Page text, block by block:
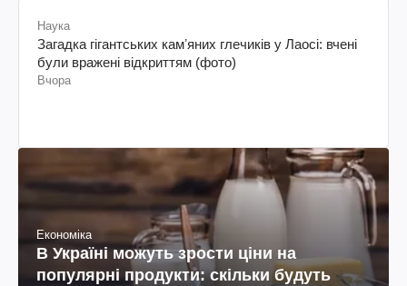
Наука
Загадка гігантських камʼяних глечиків у Лаосі: вчені
були вражені відкриттям (фото)
Вчора
Економіка
В Україні можуть зрости ціни на
популярні продукти: скільки будуть